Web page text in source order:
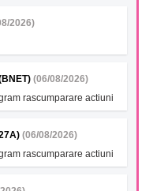
2026)
(06/08/2026)
rascumparare actiuni
(06/08/2026)
rascumparare actiuni